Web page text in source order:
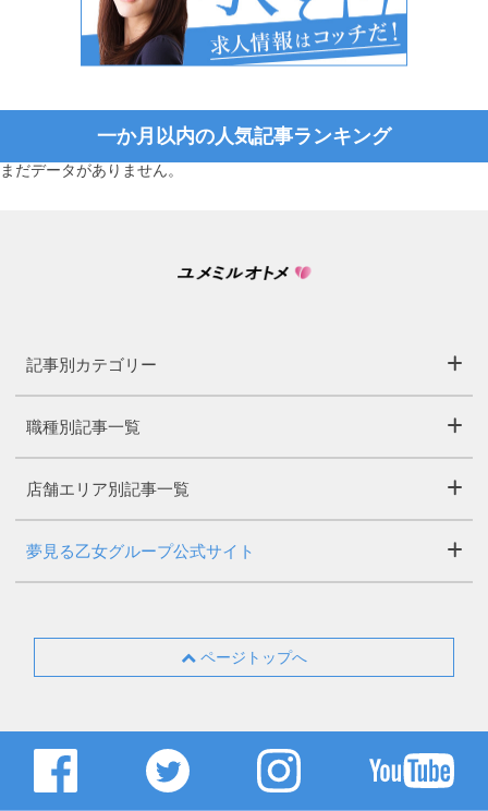
一か月以内の人気記事ランキング
まだデータがありません。
記事別カテゴリー
職種別記事一覧
店舗エリア別記事一覧
夢見る乙女グループ公式サイト
ページトップへ